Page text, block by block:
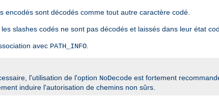
encodés sont décodés comme tout autre caractère codé.
les slashes codés ne sont pas décodés et laissés dans leur état
avec PATH_INFO
l'utilisation de l'option NoDecode est fortement
induire l'autorisation de chemins non sûrs.